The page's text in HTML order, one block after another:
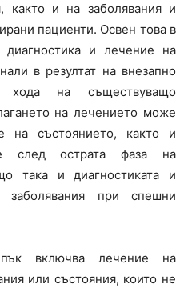
както и на заболявания и
пациенти. Освен това в
диагностика и лечение на
в резултат на внезапно
хода на съществуващо
на лечението може
на състоянието, както и
след острата фаза на
така и диагностиката и
заболявания при спешни
пък включва лечение на
или състояния, които не